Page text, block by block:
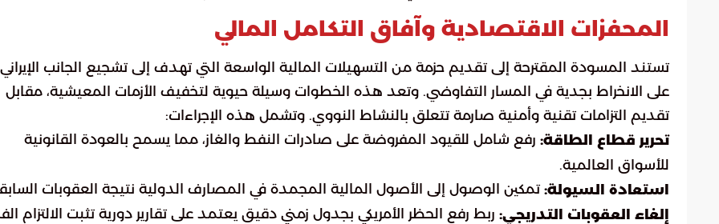
المحفزات الاقتصادية وآفاق التكامل المالي
تستند المسودة المقترحة إلى تقديم حزمة من التسهيلات المالية الواسعة التي تهدف إلى تشجيع الجانب الإيراني
على الانخراط بجدية في المسار التفاوضي. وتعد هذه الخطوات وسيلة حيوية لتخفيف الأزمات المعيشية، مقابل
تقديم التزامات تقنية وأمنية صارمة تتعلق بالنشاط النووي. وتشمل هذه الإجراءات:
تحرير قطاع الطاقة: رفع شامل للقيود المفروضة على صادرات النفط والغاز، مما يسمح بالعودة القانونية
للأسواق العالمية.
استعادة السيولة: تمكين الوصول إلى الأصول المالية المجمدة في المصارف الدولية نتيجة العقوبات
إلغاء العقوبات التدريجي: ربط رفع الحظر الأمريكي بجدول زمني دقيق يعتمد على تقارير دورية تثبت الالتزام